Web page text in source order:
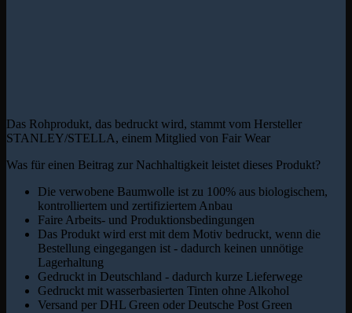
Das Rohprodukt, das bedruckt wird, stammt vom Hersteller
STANLEY/STELLA, einem Mitglied von Fair Wear
Was für einen Beitrag zur Nachhaltigkeit leistet dieses Produkt?
Die verwobene Baumwolle ist zu 100% aus biologischem,
kontrolliertem und zertifiziertem Anbau
Faire Arbeits- und Produktionsbedingungen
Das Produkt wird erst mit dem Motiv bedruckt, wenn die
Bestellung eingegangen ist - dadurch keinen unnötige
Lagerhaltung
Gedruckt in Deutschland - dadurch kurze Lieferwege
Gedruckt mit wasserbasierten Tinten ohne Alkohol
Versand per DHL Green oder Deutsche Post Green